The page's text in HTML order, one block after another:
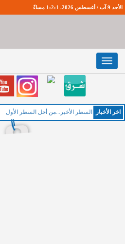
الأحد 9 آب / أغسطس 2026. 1:2:1 مساءً
Toggle
navigation
اخر اﻷخبار الخميس